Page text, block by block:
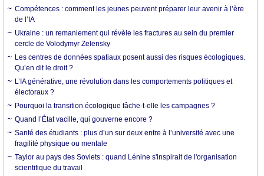
Compétences : comment les jeunes peuvent préparer leur avenir à l’ère
de l’IA
Ukraine : un remaniement qui révèle les fractures au sein du premier
cercle de Volodymyr Zelensky
Les centres de données spatiaux posent aussi des risques écologiques.
Qu’en dit le droit ?
L’IA générative, une révolution dans les comportements politiques et
électoraux ?
Pourquoi la transition écologique fâche-t-elle les campagnes ?
Quand l’État vacille, qui gouverne encore ?
Santé des étudiants : plus d’un sur deux entre à l’université avec une
fragilité physique ou mentale
Taylor au pays des Soviets : quand Lénine s'inspirait de l'organisation
scientifique du travail